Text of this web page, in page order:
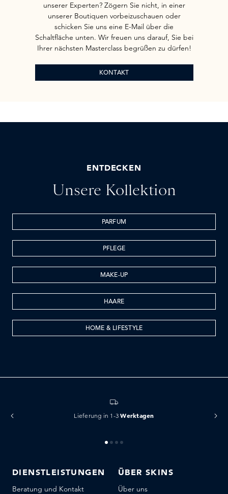
unserer Experten? Zögern Sie nicht, in einer
unserer Boutiquen vorbeizuschauen oder
schicken Sie uns eine E-Mail über die
Schaltfläche unten. Wir freuen uns darauf, Sie bei
Ihrer nächsten Masterclass begrüßen zu dürfen!
KONTAKT
ENTDECKEN
Unsere Kollektion
PARFUM
PFLEGE
MAKE-UP
HAARE
HOME & LIFESTYLE
Lieferung in 1-3Werktagen
DIENSTLEISTUNGEN
Beratung und Kontakt
ÜBER SKINS
Über uns